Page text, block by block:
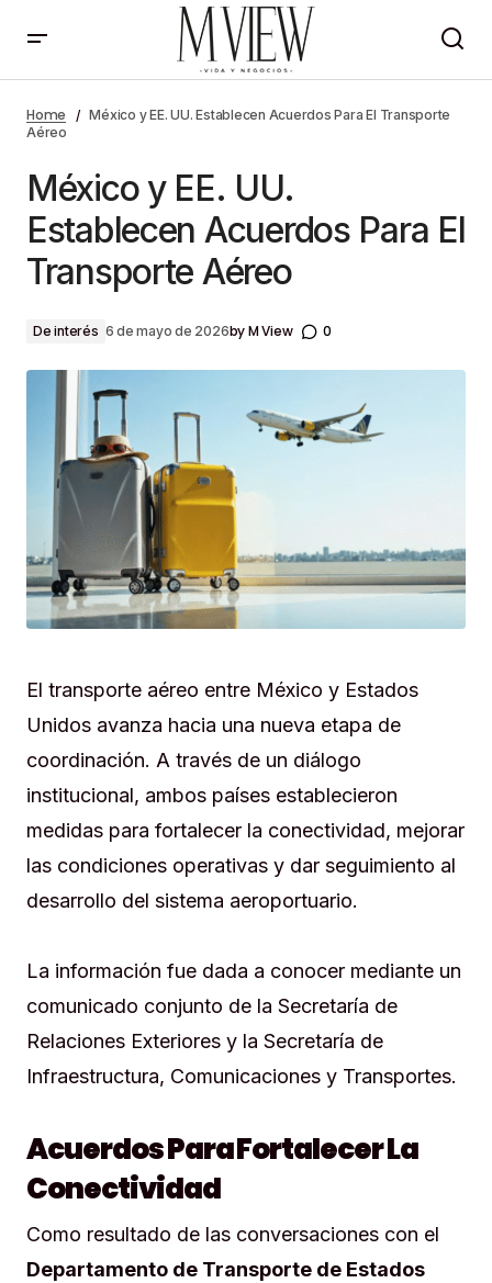
Transporte Aéreo
Home
México y EE. UU. Establecen Acuerdos Para El Transporte
Aéreo
México y EE. UU.
Establecen Acuerdos Para El
Transporte Aéreo
De interés 6 de mayo de 2026byM View 0
El transporte aéreo entre México y Estados
Unidos avanza hacia una nueva etapa de
coordinación. A través de un diálogo
institucional, ambos países establecieron
medidas para fortalecer la conectividad, mejorar
las condiciones operativas y dar seguimiento al
desarrollo del sistema aeroportuario.
La información fue dada a conocer mediante un
comunicado conjunto de la Secretaría de
Relaciones Exteriores y la Secretaría de
Infraestructura, Comunicaciones y Transportes.
Acuerdos Para Fortalecer La
Conectividad
Como resultado de las conversaciones con el
Departamento de Transporte de Estados